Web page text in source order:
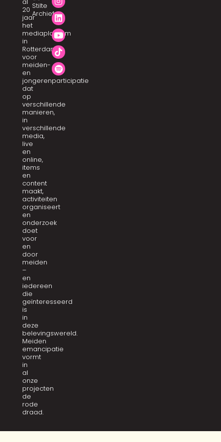
20
jaar
het
mediaplatform
in
Rotterdam
voor
meiden-
en
jongerenparticipatie
dat
op
verschillende
manieren,
in
verschillende
media,
live
en
online,
items
en
content
maakt,
activiteiten
organiseert
en
onderzoek
doet
voor
en
door
meiden
–
en
iedereen
die
geïnteresseerd
is
in
deze
belevingswereld.
Meiden
emancipatie
vormt
in
al
onze
projecten
de
rode
draad.
Stilte
Archief